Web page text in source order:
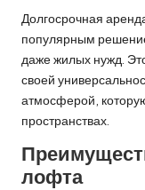
Долгосрочная
популярным
даже жилых нужд.
своей
атмосферой,
пространствах.
лофта